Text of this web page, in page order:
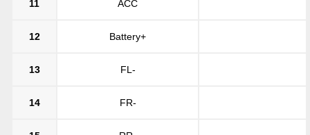
11 ACC
12 Battery+
13 FL-
14 FR-